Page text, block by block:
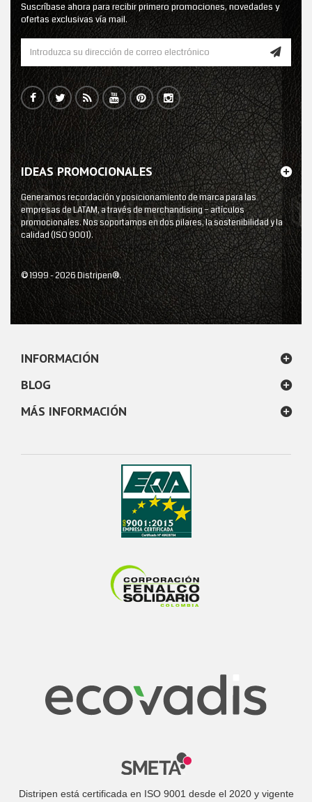
Suscríbase ahora para recibir primero promociones, novedades y
ofertas exclusivas vía mail.
IDEAS PROMOCIONALES
Generamos recordación y posicionamiento de marca para las
empresas de LATAM, a través de merchandising – artículos
promocionales. Nos soportamos en dos pilares, la sostenibilidad y la
calidad (ISO 9001).
© 1999 - 2026 Distripen®.
INFORMACIÓN
BLOG
MÁS INFORMACIÓN
Distripen está certificada en ISO 9001 desde el 2020 y vigente